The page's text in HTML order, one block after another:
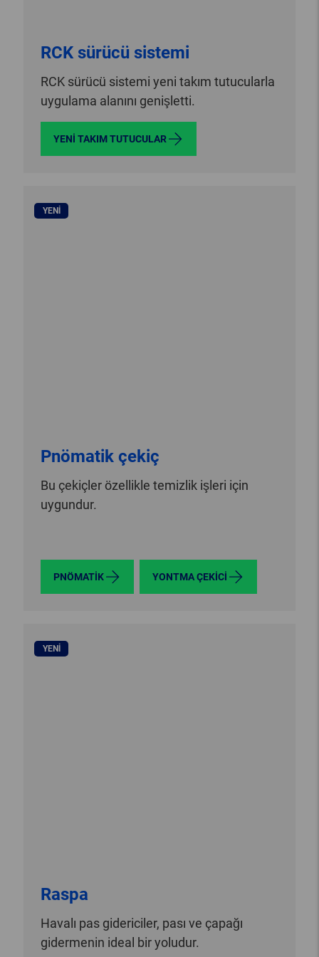
RCK sürücü sistemi
RCK sürücü sistemi yeni takım tutucularla
uygulama alanını genişletti.
YENI TAKIM TUTUCULAR
YENI
Pnömatik çekiç
Bu çekiçler özellikle temizlik işleri için
uygundur.
PNÖMATIK YONTMA ÇEKICI
YENI
Raspa
Havalı pas gidericiler, pası ve çapağı
gidermenin ideal bir yoludur.